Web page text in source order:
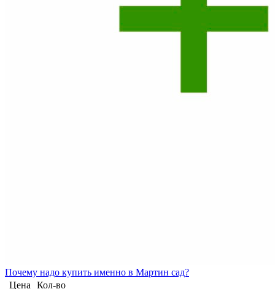
Почему надо купить именно в Мартин сад?
Цена
Кол-во